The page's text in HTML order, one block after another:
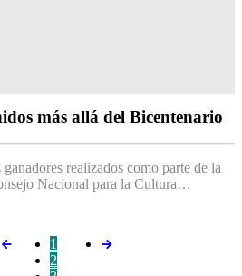
más allá del Bicentenario
realizados como parte de la
Nacional para la Cultura…
1
2